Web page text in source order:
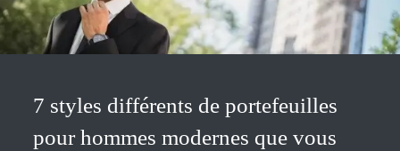
7 styles différents de portefeuilles
pour hommes modernes que vous